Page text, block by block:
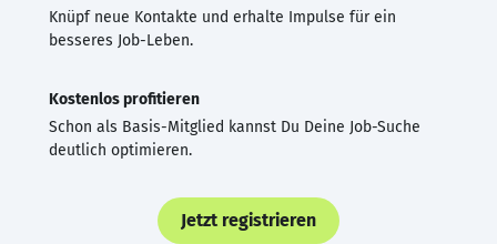
Knüpf neue Kontakte und erhalte Impulse für ein
besseres Job-Leben.
Kostenlos profitieren
Schon als Basis-Mitglied kannst Du Deine Job-Suche
deutlich optimieren.
Jetzt registrieren